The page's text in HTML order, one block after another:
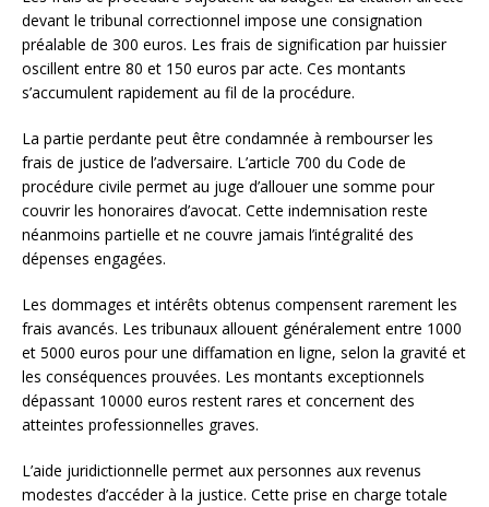
devant le tribunal correctionnel impose une consignation
préalable de 300 euros. Les frais de signification par huissier
oscillent entre 80 et 150 euros par acte. Ces montants
s’accumulent rapidement au fil de la procédure.
La partie perdante peut être condamnée à rembourser les
frais de justice de l’adversaire. L’article 700 du Code de
procédure civile permet au juge d’allouer une somme pour
couvrir les honoraires d’avocat. Cette indemnisation reste
néanmoins partielle et ne couvre jamais l’intégralité des
dépenses engagées.
Les dommages et intérêts obtenus compensent rarement les
frais avancés. Les tribunaux allouent généralement entre 1000
et 5000 euros pour une diffamation en ligne, selon la gravité et
les conséquences prouvées. Les montants exceptionnels
dépassant 10000 euros restent rares et concernent des
atteintes professionnelles graves.
L’aide juridictionnelle permet aux personnes aux revenus
modestes d’accéder à la justice. Cette prise en charge totale